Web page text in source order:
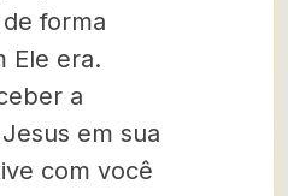
forma
Ele era.
a
em sua
com você